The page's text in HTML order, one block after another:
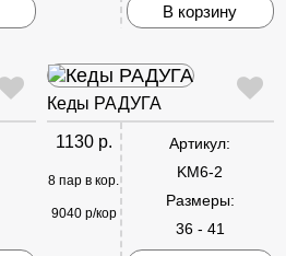
В корзину
Кеды РАДУГА
1130 р.
8 пар в кор.
9040 р/кор
Артикул:
KM6-2
Размеры:
36 - 41